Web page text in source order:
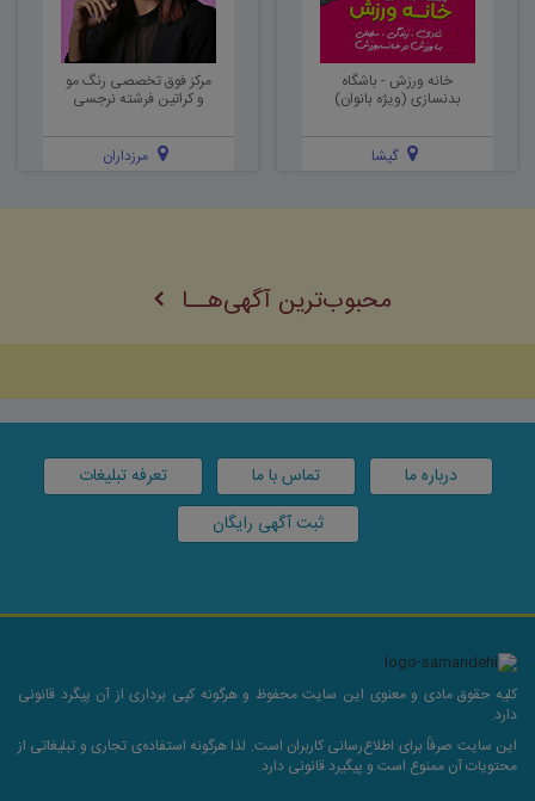
خانه ورزش - باشگاه
بدنسازی (ویژه بانوان)
گیشا
مرکز فوق تخصصی رنگ مو
و کراتین فرشته نرجسی
مرزداران
محبوب‌ترین آگهی‌هــا
درباره ما تماس با ما
تعرفه تبلیغات
ثبت آگهی رایگان
کلیه حقوق مادی و معنوی این سایت محفوظ و هرگونه کپی برداری از آن پیگرد قانونی
دارد.
این سایت صرفاً برای اطلاع‌رسانی کاربران است. لذا هرگونه استفاده‌ی تجاری و تبلیغاتی از
محتویات آن ممنوع است و پیگیرد قانونی دارد.